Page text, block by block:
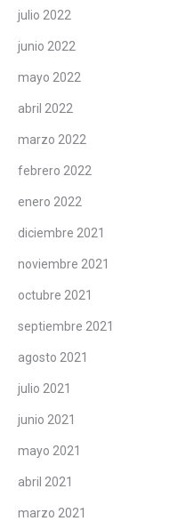
julio 2022
junio 2022
mayo 2022
abril 2022
marzo 2022
febrero 2022
enero 2022
diciembre 2021
noviembre 2021
octubre 2021
septiembre 2021
agosto 2021
julio 2021
junio 2021
mayo 2021
abril 2021
marzo 2021